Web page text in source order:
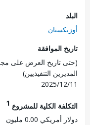
الموافقة
تاريخ العرض على مجلس
التنفيذيين)
2025/
الكلية للمشروع1
0.00 مليون